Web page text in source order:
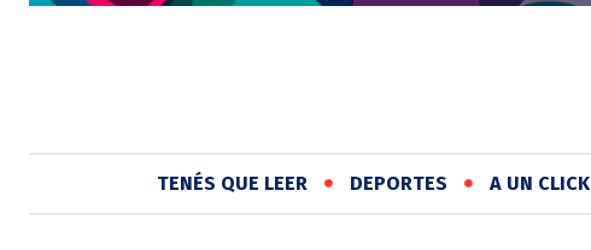
TENÉS QUE LEER DEPORTES A UN CLICK